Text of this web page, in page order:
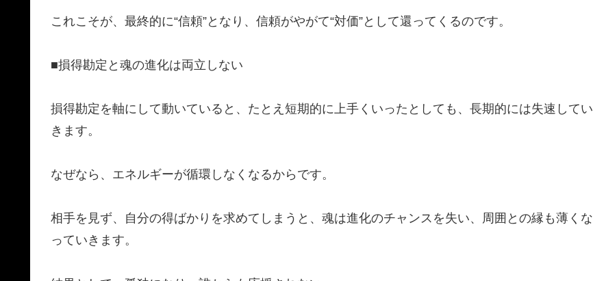
​これこそが、最終的に“信頼”となり、信頼がやがて“対価”として還ってくるのです。
​■損得勘定と魂の進化は両立しない
​損得勘定を軸にして動いていると、たとえ短期的に上手くいったとしても、長期的には失速してい
きます。
​なぜなら、エネルギーが循環しなくなるからです。
​相手を見ず、自分の得ばかりを求めてしまうと、魂は進化のチャンスを失い、周囲との縁も薄くな
っていきます。